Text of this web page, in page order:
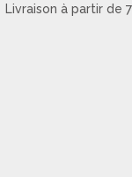
Livraison à partir de